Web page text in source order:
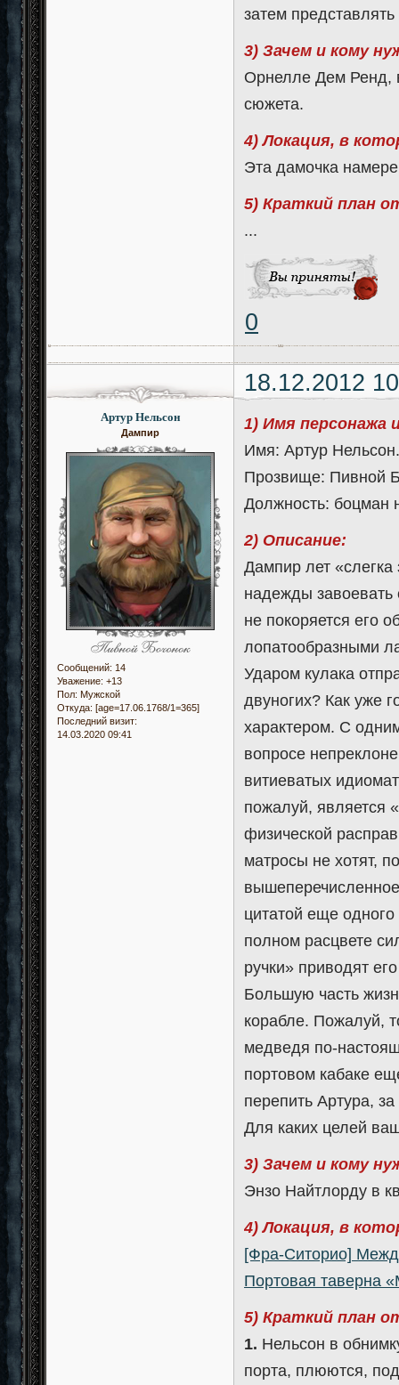
затем
3) Зачем и кому
Орнелле Дем Ренд,
сюжета.
4) Локация, в
Эта дамочка
5) Краткий план
...
0
18.12.2012
Артур Нельсон
Дампир
Сообщений: 14
Уважение: +13
Пол: Мужской
Откуда: [age=17.06.1768/1=365]
Последний визит:
14.03.2020 09:41
1) Имя персонажа
Имя: Артур
Прозвище: Пивной
Должность: боцман
2) Описание:
Дампир лет «слегка
надежды
не покоряется его
лопатообразными
Ударом кулака
двуногих? Как уже
характером. С
вопросе
витиеватых
пожалуй, является
физической
матросы не хотят,
цитатой еще
полном расцвете
ручки» приводят
Большую часть
корабле. Пожалуй,
медведя по-
портовом кабаке
перепить Артура,
Для каких целей
3) Зачем и кому
Энзо Найтлорду в
4) Локация, в
[Фра-Ситорио]
Портовая таверна
5) Краткий план
1. Нельсон в
порта, плюются,